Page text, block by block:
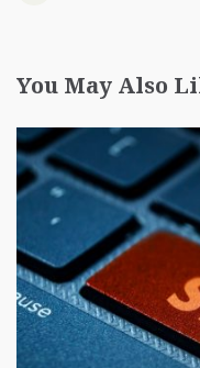
You May Also